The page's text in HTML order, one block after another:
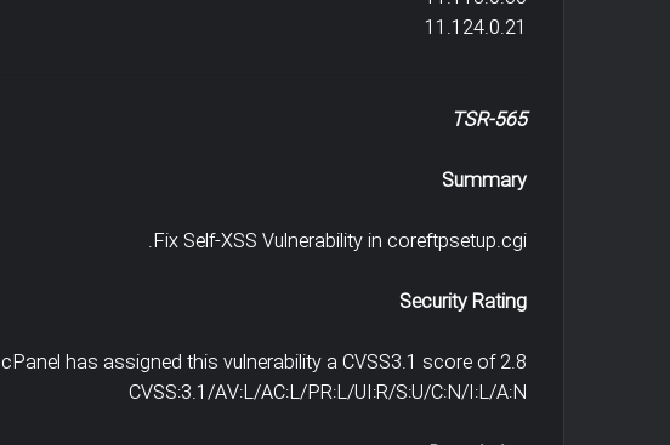
11.124.0.21
TSR-565
Summary
Fix Self-XSS Vulnerability in coreftpsetup.cgi.
Security Rating
cPanel has assigned this vulnerability a CVSS3.1 score of 2.8
CVSS:3.1/AV:L/AC:L/PR:L/UI:R/S:U/C:N/I:L/A:N